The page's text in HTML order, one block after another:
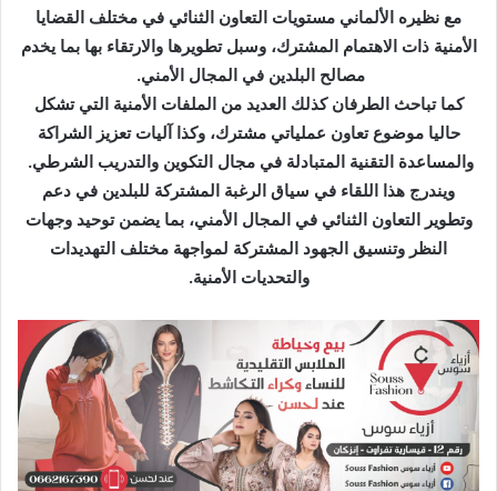
ل
ك
و
ن
ي
ا
مع نظيره الألماني مستويات التعاون الثنائي في مختلف القضايا
الأمنية ذات الاهتمام المشترك، وسبل تطويرها والارتقاء بها بما يخدم
مصالح البلدين في المجال الأمني.
كما تباحث الطرفان كذلك العديد من الملفات الأمنية التي تشكل
حاليا موضوع تعاون عملياتي مشترك، وكذا آليات تعزيز الشراكة
والمساعدة التقنية المتبادلة في مجال التكوين والتدريب الشرطي.
ويندرج هذا اللقاء في سياق الرغبة المشتركة للبلدين في دعم
وتطوير التعاون الثنائي في المجال الأمني، بما يضمن توحيد وجهات
النظر وتنسيق الجهود المشتركة لمواجهة مختلف التهديدات
والتحديات الأمنية.